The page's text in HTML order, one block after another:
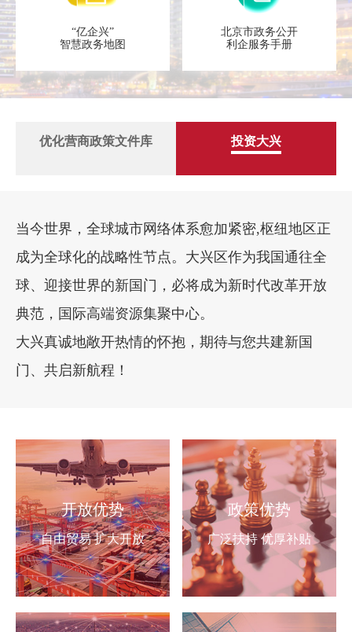
“亿企兴”
智慧政务地图
北京市政务公开
利企服务手册
优化营商政策文件库 投资大兴
当今世界，全球城市网络体系愈加紧密,枢纽地区正
成为全球化的战略性节点。大兴区作为我国通往全
球、迎接世界的新国门，必将成为新时代改革开放
典范，国际高端资源集聚中心。
大兴真诚地敞开热情的怀抱，期待与您共建新国
门、共启新航程！
开放优势
自由贸易 扩大开放
政策优势
广泛扶持 优厚补贴